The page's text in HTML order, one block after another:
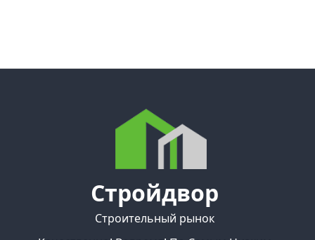
Стройдвор
Строительный рынок